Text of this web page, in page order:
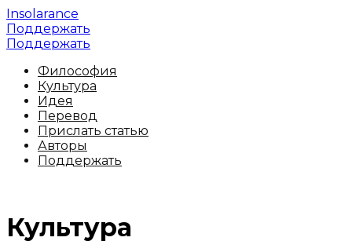
Insolarance
Поддержать
Поддержать
Философия
Культура
Идея
Перевод
Прислать статью
Авторы
Поддержать
Культура